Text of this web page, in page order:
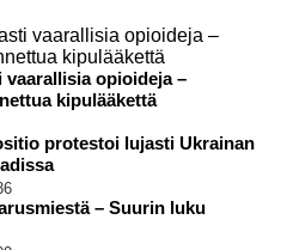
opioideja –
kipulääkettä
protestoi lujasti Ukrainan
– Suurin luku